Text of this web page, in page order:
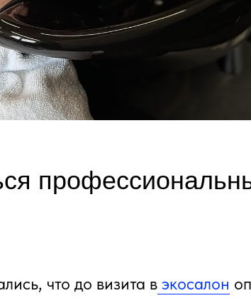
что до визита в экосалон